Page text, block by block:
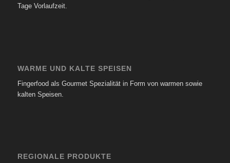
Tage Vorlaufzeit.
WARME UND KALTE SPEISEN
Fingerfood als Gourmet Spezialität in Form von warmen sowie
kalten Speisen.
REGIONALE PRODUKTE